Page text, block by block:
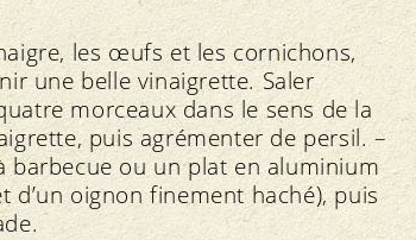
les œufs et les cornichons,
une belle vinaigrette. Saler
morceaux dans le sens de la
puis agrémenter de persil. –
barbecue ou un plat en aluminium
d’un oignon finement haché), puis